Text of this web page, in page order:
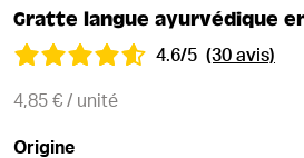
Gratte langue ayurvédique
4.6/5 (30 avis)
4,85 € / unité
Origine